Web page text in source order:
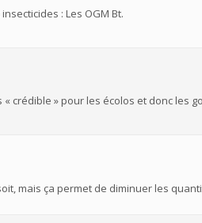
: Les OGM Bt.
« crédible » pour les écolos et donc les
mais ça permet de diminuer les